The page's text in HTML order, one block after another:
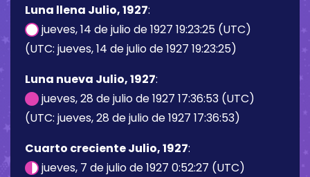
Luna llena Julio, 1927:
jueves, 14 de julio de 1927 19:23:25 (UTC)
(UTC: jueves, 14 de julio de 1927 19:23:25)
Luna nueva Julio, 1927:
jueves, 28 de julio de 1927 17:36:53 (UTC)
(UTC: jueves, 28 de julio de 1927 17:36:53)
Cuarto creciente Julio, 1927:
jueves, 7 de julio de 1927 0:52:27 (UTC)